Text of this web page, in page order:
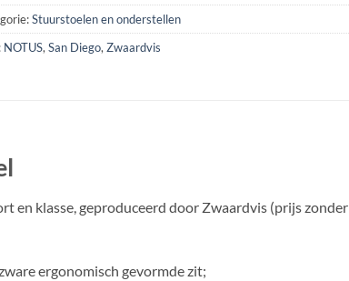
Stuurstoelen en onderstellen
NOTUS,San Diego,Zwaardvis
en klasse, geproduceerd door Zwaardvis (prijs zonder
ergonomisch gevormde zit;